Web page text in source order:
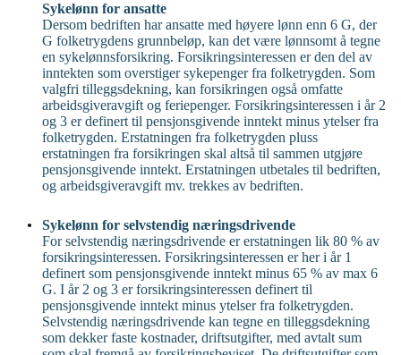
Sykelønn for ansatte
Dersom bedriften har ansatte med høyere lønn enn 6 G, der
G folketrygdens grunnbeløp, kan det være lønnsomt å tegne
en sykelønnsforsikring. Forsikringsinteressen er den del av
inntekten som overstiger sykepenger fra folketrygden. Som
valgfri tilleggsdekning, kan forsikringen også omfatte
arbeidsgiveravgift og feriepenger. Forsikringsinteressen i år 2
og 3 er definert til pensjonsgivende inntekt minus ytelser fra
folketrygden. Erstatningen fra folketrygden pluss
erstatningen fra forsikringen skal altså til sammen utgjøre
pensjonsgivende inntekt. Erstatningen utbetales til bedriften,
og arbeidsgiveravgift mv. trekkes av bedriften.
Sykelønn for selvstendig næringsdrivende
For selvstendig næringsdrivende er erstatningen lik 80 % av
forsikringsinteressen. Forsikringsinteressen er her i år 1
definert som pensjonsgivende inntekt minus 65 % av max 6
G. I år 2 og 3 er forsikringsinteressen definert til
pensjonsgivende inntekt minus ytelser fra folketrygden.
Selvstendig næringsdrivende kan tegne en tilleggsdekning
som dekker faste kostnader, driftsutgifter, med avtalt sum